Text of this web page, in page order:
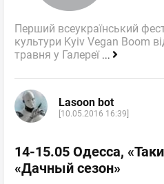
Перший всеукраїнський
культури Kyiv Vegan Boom
травня у Галереї ...
Lasoon bot
[10.05.2016 16:39]
14-15.05 Одесса,
«Дачный сезон»